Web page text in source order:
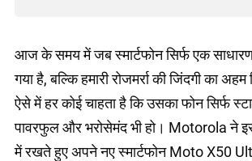
आज के समय में जब स्मार्टफोन सिर्फ एक
गया है, बल्कि हमारी रोजमर्रा की जिंदगी का
ऐसे में हर कोई चाहता है कि उसका फोन सिर्फ
पावरफुल और भरोसेमंद भी हो। Motorola ने
में रखते हुए अपने नए स्मार्टफोन Moto X50